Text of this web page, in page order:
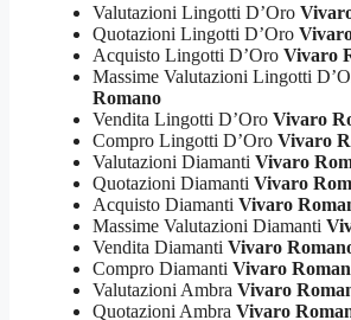
Valutazioni Lingotti D’Oro
Quotazioni Lingotti D’Oro
Acquisto Lingotti D’Oro Vivaro
Massime Valutazioni Lingotti
Romano
Vendita Lingotti D’Oro Vivaro
Compro Lingotti D’Oro Vivaro
Valutazioni Diamanti Vivaro
Quotazioni Diamanti Vivaro
Acquisto Diamanti Vivaro
Massime Valutazioni Diamanti
Vendita Diamanti Vivaro
Compro Diamanti Vivaro
Valutazioni Ambra Vivaro
Quotazioni Ambra Vivaro